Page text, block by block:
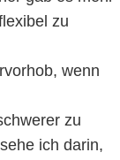
zu
wenn
zu
ich darin,